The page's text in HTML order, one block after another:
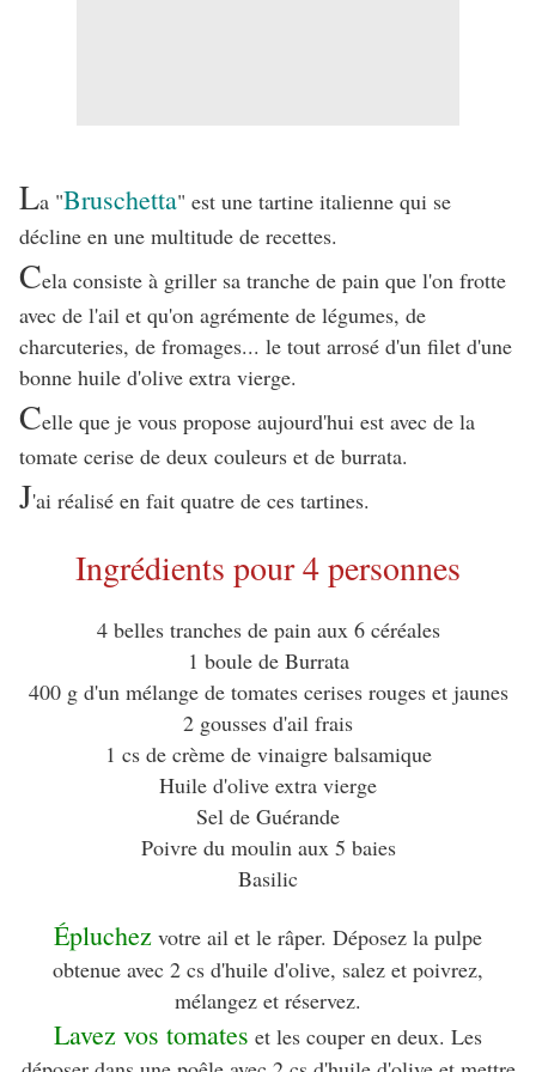
La "Bruschetta" est une tartine italienne qui se
décline en une multitude de recettes.
Cela consiste à griller sa tranche de pain que l'on frotte
avec de l'ail et qu'on agrémente de légumes, de
charcuteries, de fromages... le tout arrosé d'un filet d'une
bonne huile d'olive extra vierge.
Celle que je vous propose aujourd'hui est avec de la
tomate cerise de deux couleurs et de burrata.
J'ai réalisé en fait quatre de ces tartines.
Ingrédients pour 4 personnes
4 belles tranches de pain aux 6 céréales
1 boule de Burrata
400 g d'un mélange de tomates cerises rouges et jaunes
2 gousses d'ail frais
1 cs de crème de vinaigre balsamique
Huile d'olive extra vierge
Sel de Guérande
Poivre du moulin aux 5 baies
Basilic
Épluchez votre ail et le râper. Déposez la pulpe
obtenue avec 2 cs d'huile d'olive, salez et poivrez,
mélangez et réservez.
Lavez vos tomates et les couper en deux. Les